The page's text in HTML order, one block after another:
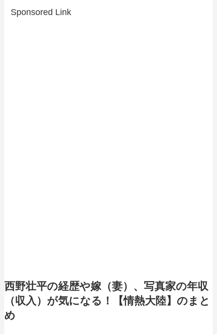
Sponsored Link
西野壮平の経歴や嫁（妻）、写真家の年収
（収入）が気になる！【情熱大陸】のまと
め